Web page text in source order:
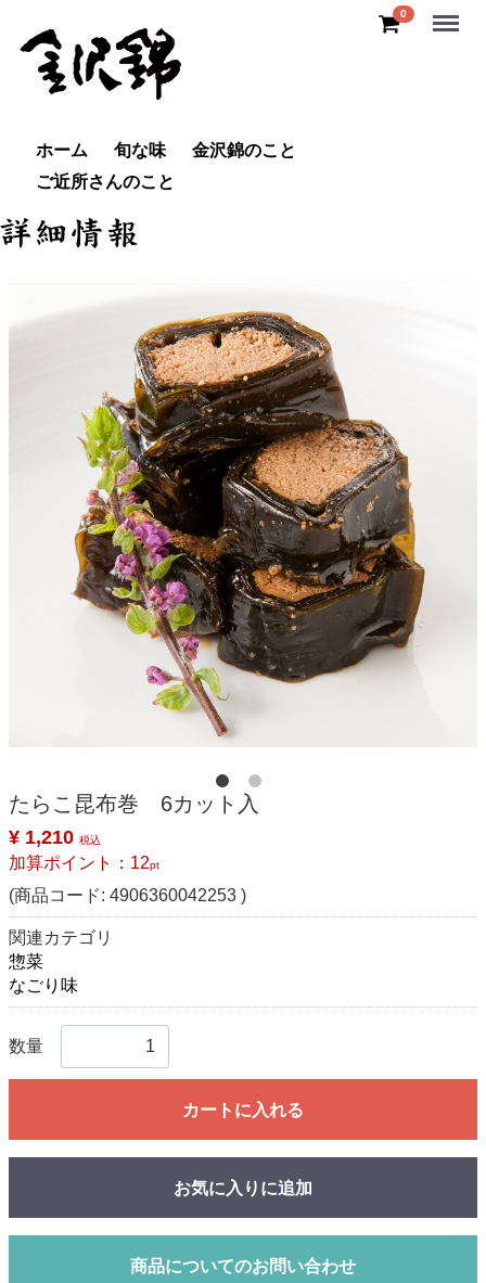
0 Menu
ホーム 旬な味
金沢錦のこと
ご近所さんのこと
たらこ昆布巻 6カット入
¥ 1,210 税込
加算ポイント： 12pt
(商品コード: 4906360042253 )
関連カテゴリ
惣菜
なごり味
数量
カートに入れる
お気に入りに追加
商品についてのお問い合わせ